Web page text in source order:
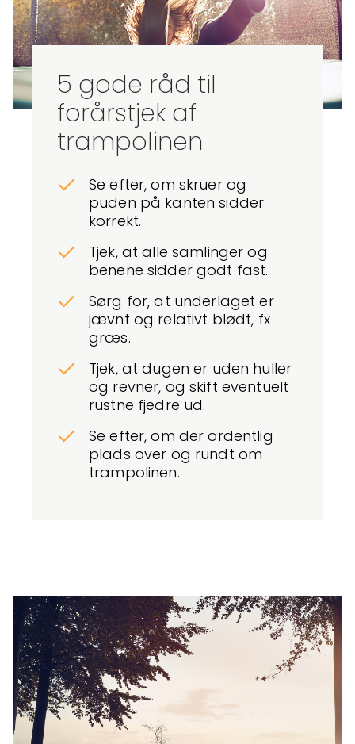
5 gode råd til
forårstjek af
trampolinen
Se efter, om skruer og
puden på kanten sidder
korrekt.
Tjek, at alle samlinger og
benene sidder godt fast.
Sørg for, at underlaget er
jævnt og relativt blødt, fx
græs.
Tjek, at dugen er uden huller
og revner, og skift eventuelt
rustne fjedre ud.
Se efter, om der ordentlig
plads over og rundt om
trampolinen.